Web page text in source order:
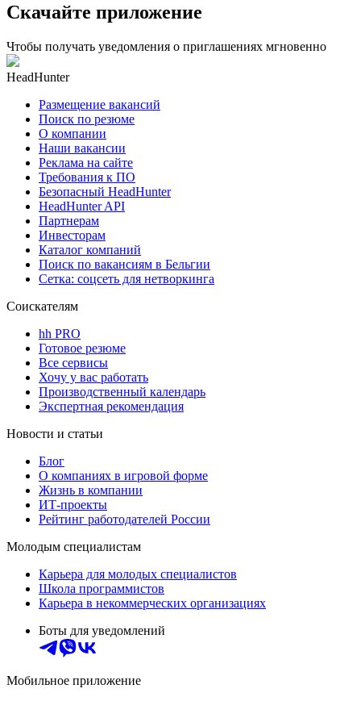
Скачайте приложение
Чтобы получать уведомления о приглашениях мгновенно
HeadHunter
Размещение вакансий
Поиск по резюме
О компании
Наши вакансии
Реклама на сайте
Требования к ПО
Безопасный HeadHunter
HeadHunter API
Партнерам
Инвесторам
Каталог компаний
Поиск по вакансиям в Бельгии
Сетка: соцсеть для нетворкинга
Соискателям
hh PRO
Готовое резюме
Все сервисы
Хочу у вас работать
Производственный календарь
Экспертная рекомендация
Новости и статьи
Блог
О компаниях в игровой форме
Жизнь в компании
ИТ-проекты
Рейтинг работодателей России
Молодым специалистам
Карьера для молодых специалистов
Школа программистов
Карьера в некоммерческих организациях
Боты для уведомлений
Мобильное приложение